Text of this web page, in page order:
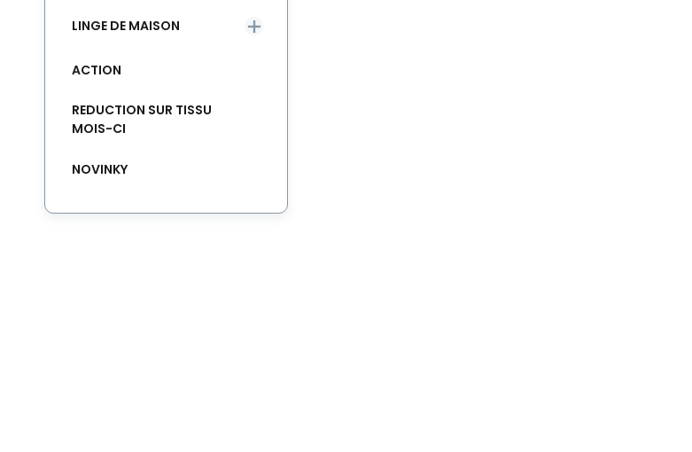
LINGE DE MAISON
ACTION
REDUCTION SUR TISSU
MOIS-CI
NOVINKY